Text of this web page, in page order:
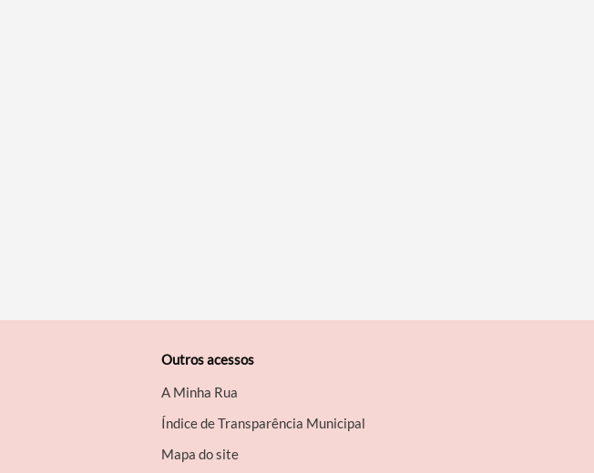
Outros acessos
A Minha Rua
Índice de Transparência Municipal
Mapa do site